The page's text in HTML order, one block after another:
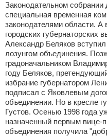
Законодательном
специальная временная
законодателями области. А
городских губернаторских
Александр Беляков
лозунгом объединения.
градоначальником
году Беляков,
избрание губернатором
подписал с Яковлевым
объединении. Но в кресле
Густов. Осенью 1998 года
назначенный первым вице-
объединения получила